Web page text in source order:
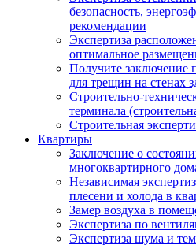
безопасность,
рекомендации
Экспертиза
оптимальное
Получите заключение
для трещин на стенах
Строительно-
терминала
Строительная
Квартиры
Заключение о
многоквартирного
Независимая
плесени и холода в
Замер воздуха в
Экспертиза по
Экспертиза шума и